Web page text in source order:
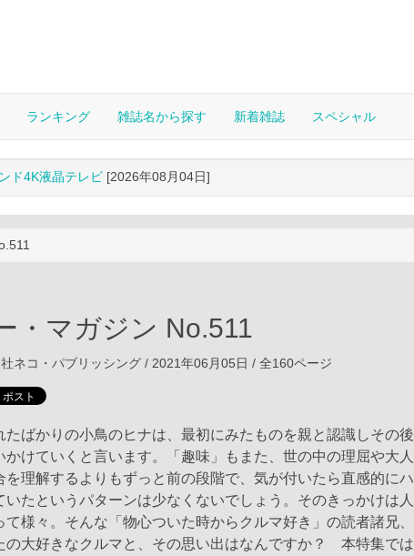
ランキング 雑誌名から探す 新着雑誌 スペシャル
ド4K液晶テレビ [2026年08月04日]
・マガジン No.511
ネコ・パブリッシング / 2021年06月05日 / 全160ページ
たばかりの小鳥のヒナは、最初にみたものを親と認識しその後
かけていくと言います。「趣味」もまた、世の中の理屈や大人
を理解するよりもずっと前の段階で、気が付いたら直感的にハ
いたというパターンは少なくないでしょう。そのきっかけは人
て様々。そんな「物心ついた時からクルマ好き」の読者諸兄、
の大好きなクルマと、その思い出はなんですか？ 本特集では